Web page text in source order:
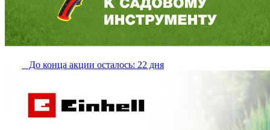
До конца акции осталось: 22 дня